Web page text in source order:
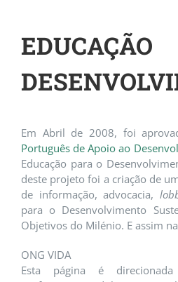
Em Abril de 2008, foi
Português de Apoio ao
Educação para o
deste projeto foi a criação de
de informação, advocacia,
para o Desenvolvimento
Objetivos do Milénio. E assim
ONG VIDA
Esta página é